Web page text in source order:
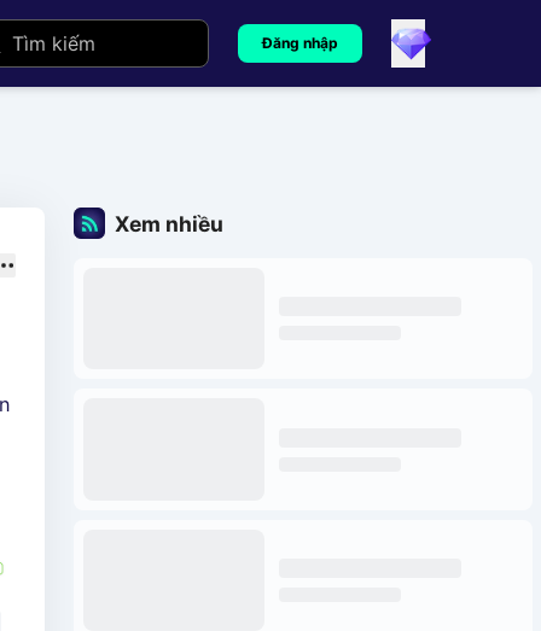
Đăng nhập
Xem nhiều